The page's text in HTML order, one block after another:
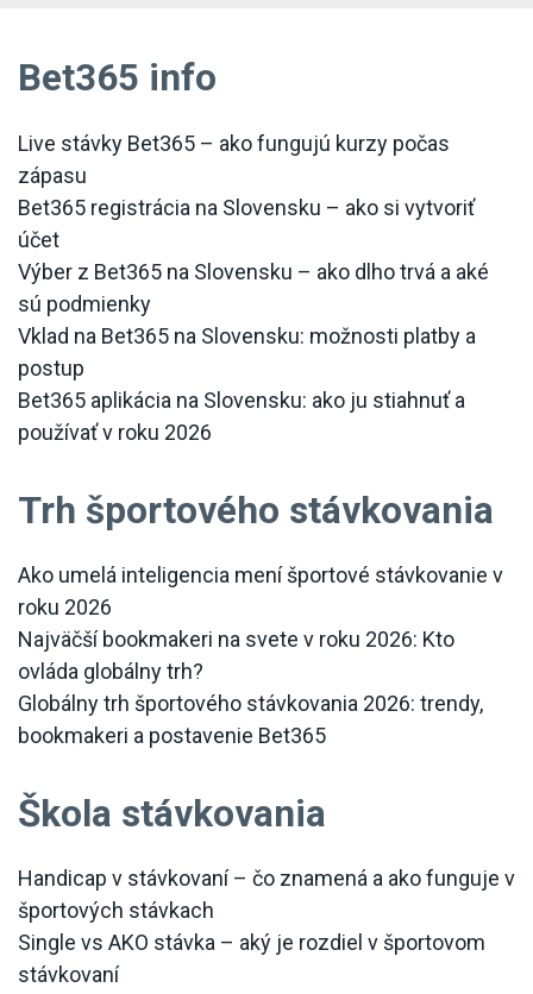
Bet365 info
Live stávky Bet365 – ako fungujú kurzy počas
zápasu
Bet365 registrácia na Slovensku – ako si vytvoriť
účet
Výber z Bet365 na Slovensku – ako dlho trvá a aké
sú podmienky
Vklad na Bet365 na Slovensku: možnosti platby a
postup
Bet365 aplikácia na Slovensku: ako ju stiahnuť a
používať v roku 2026
Trh športového stávkovania
Ako umelá inteligencia mení športové stávkovanie v
roku 2026
Najväčší bookmakeri na svete v roku 2026: Kto
ovláda globálny trh?
Globálny trh športového stávkovania 2026: trendy,
bookmakeri a postavenie Bet365
Škola stávkovania
Handicap v stávkovaní – čo znamená a ako funguje v
športových stávkach
Single vs AKO stávka – aký je rozdiel v športovom
stávkovaní